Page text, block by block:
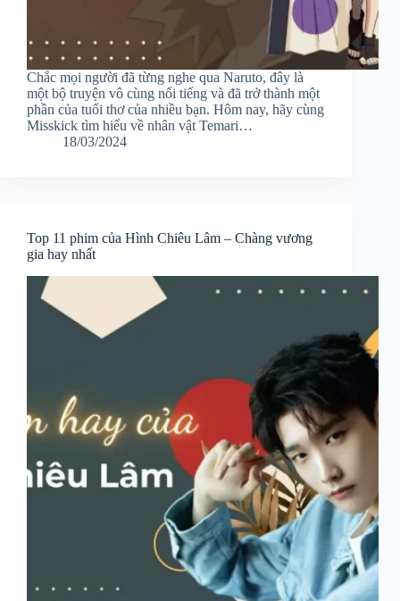
Chắc mọi người đã từng nghe qua Naruto, đây là
một bộ truyện vô cùng nổi tiếng và đã trở thành một
phần của tuổi thơ của nhiều bạn. Hôm nay, hãy cùng
Misskick tìm hiểu về nhân vật Temari…
18/03/2024
Top 11 phim của Hình Chiêu Lâm – Chàng vương
gia hay nhất